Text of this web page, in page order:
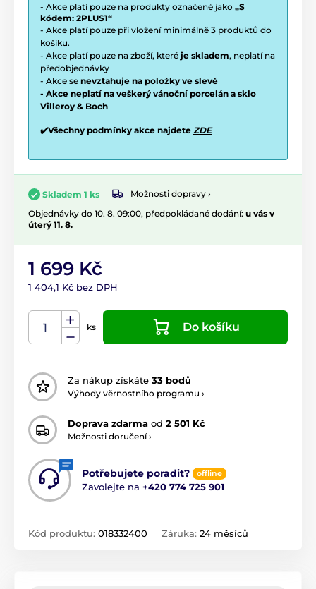
- Akce platí pouze na produkty označené jako „S
kódem: 2PLUS1“
- Akce platí pouze při vložení minimálně 3 produktů do
košíku.
- Akce platí pouze na zboží, které je skladem, neplatí na
předobjednávky
- Akce se nevztahuje na položky ve slevě
- Akce neplatí na veškerý vánoční porcelán a sklo
Villeroy & Boch
✔️Všechny podmínky akce najdete ZDE
Skladem 1 ks
Možnosti dopravy ›
Objednávky do 10. 8. 09:00, předpokládané dodání: u vás v
úterý 11. 8.
1 699 Kč
1 404,1 Kč bez DPH
ks Do košíku
Za nákup získáte 33 bodů
Výhody věrnostního programu ›
Doprava zdarma od 2 501 Kč
Možnosti doručení ›
Potřebujete poradit? offline
Zavolejte na +420 774 725 901
Kód produktu: 018332400 Záruka: 24 měsíců